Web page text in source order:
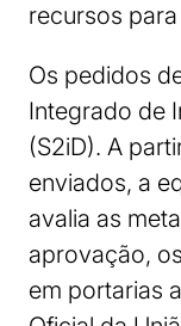
recursos
Os pedidos
Integrado de
(S2iD). A
enviados, a
avalia as
aprovação,
em portarias